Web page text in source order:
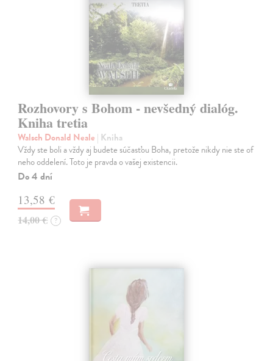
Rozhovory s Bohom - nevšedný dialóg.
Kniha tretia
Walsch Donald Neale | Kniha
Vždy ste boli a vždy aj budete súčasťou Boha, pretože nikdy nie ste of
neho oddelení. Toto je pravda o vašej existencii.
Do 4 dní
13,58 €
14,00 € ?